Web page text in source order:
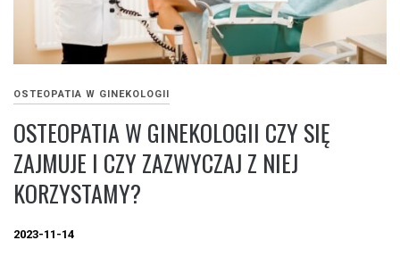
OSTEOPATIA W GINEKOLOGII
OSTEOPATIA W GINEKOLOGII CZY SIĘ
ZAJMUJE I CZY ZAZWYCZAJ Z NIEJ
KORZYSTAMY?
2023-11-14